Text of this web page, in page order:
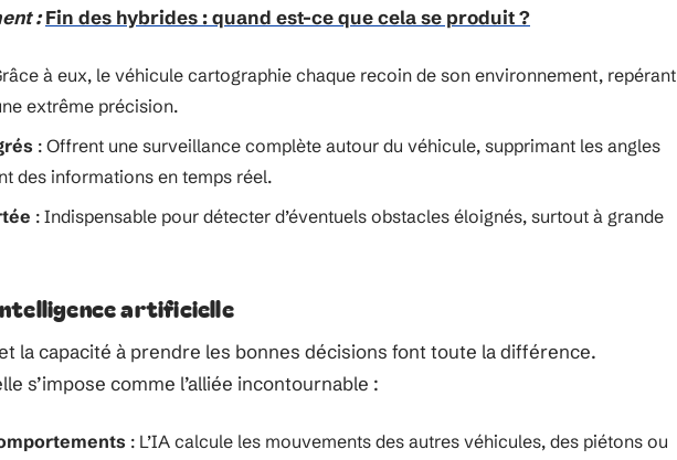
: Fin des hybrides : quand est-ce que cela se produit ?
à eux, le véhicule cartographie chaque recoin de son environnement, repérant
extrême précision.
: Offrent une surveillance complète autour du véhicule, supprimant les angles
des informations en temps réel.
: Indispensable pour détecter d’éventuels obstacles éloignés, surtout à grande
artificielle
la capacité à prendre les bonnes décisions font toute la différence.
s’impose comme l’alliée incontournable :
: L’IA calcule les mouvements des autres véhicules, des piétons ou